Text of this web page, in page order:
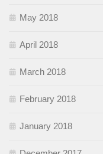
May 2018
April 2018
March 2018
February 2018
January 2018